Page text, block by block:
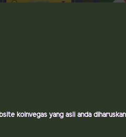
koinvegas yang asli anda